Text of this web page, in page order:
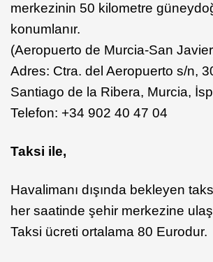
merkezinin 50 kilometre
konumlanır.
(Aeropuerto de Murcia-San
Adres: Ctra. del Aeropuerto s/n,
Santiago de la Ribera, Murcia,
Telefon: +34 902 40 47 04
Taksi ile,
Havalimanı dışında bekleyen
her saatinde şehir merkezine
Taksi ücreti ortalama 80 Eurodur.